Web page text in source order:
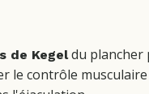
de Kegeldu plancher
le contrôle musculaire